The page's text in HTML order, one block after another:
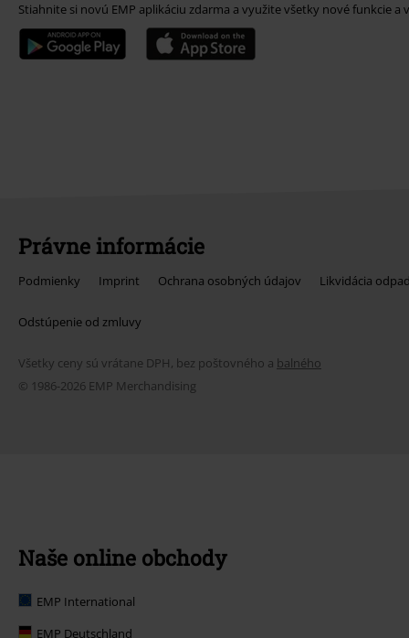
Stiahnite si novú EMP aplikáciu zdarma a využite všetky nové funkcie a
Právne informácie
Podmienky Imprint Ochrana osobných údajov Likvidácia
Odstúpenie od zmluvy
Všetky ceny sú vrátane DPH, bez poštovného a balného
© 1986-2026 EMP Merchandising
Naše online obchody
EMP International
EMP Deutschland